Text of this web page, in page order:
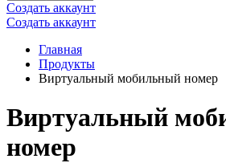
Создать аккаунт
Создать аккаунт
Главная
Продукты
Виртуальный мобильный номер
Виртуальный
номер